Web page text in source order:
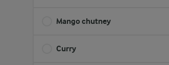
Mango chutney
Curry